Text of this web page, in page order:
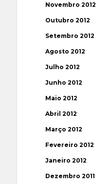
Novembro 2012
Outubro 2012
Setembro 2012
Agosto 2012
Julho 2012
Junho 2012
Maio 2012
Abril 2012
Março 2012
Fevereiro 2012
Janeiro 2012
Dezembro 2011